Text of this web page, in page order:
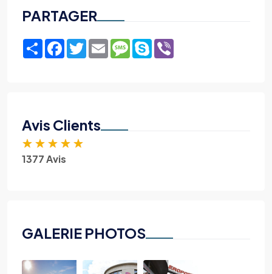
PARTAGER
ShareFacebook
TwitterEmailMessage
Skype
Avis Clients
★ ★ ★ ★ ★
1377 Avis
GALERIE PHOTOS